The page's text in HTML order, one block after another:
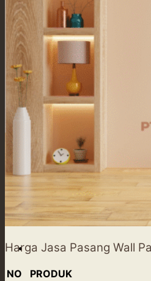
Product
Our Service
Our Supply
Tentang Kami
Blog
Kontak Kami
Harga Jasa Pasang Wall
NO PRODUK